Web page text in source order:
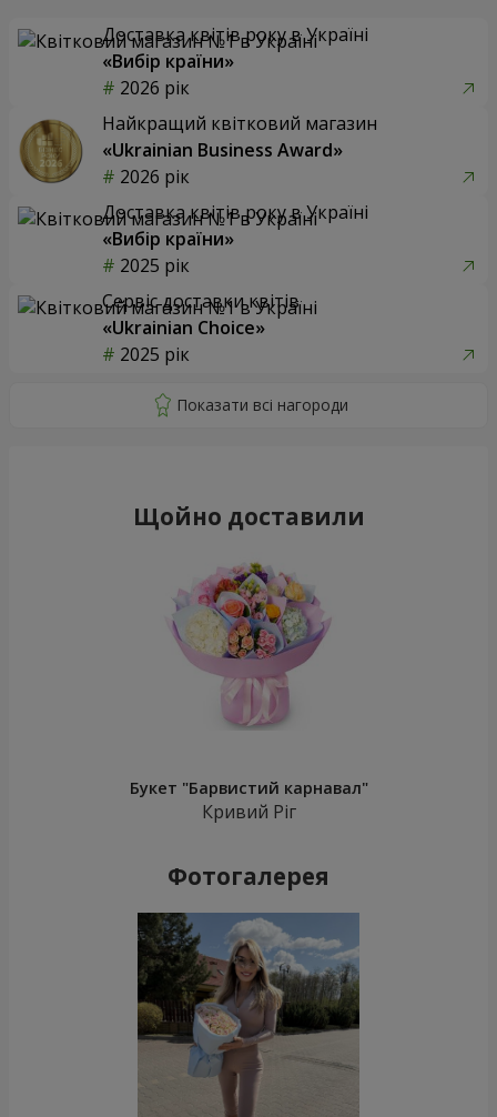
Доставка квітів року в Україні
«Вибір країни»
2026 рік
Найкращий квітковий магазин
«Ukrainian Business Award»
2026 рік
Доставка квітів року в Україні
«Вибір країни»
2025 рік
Сервіс доставки квітів
«Ukrainian Choice»
2025 рік
Щойно доставили
Букет "Барвистий карнавал"
Кривий Ріг
Фотогалерея